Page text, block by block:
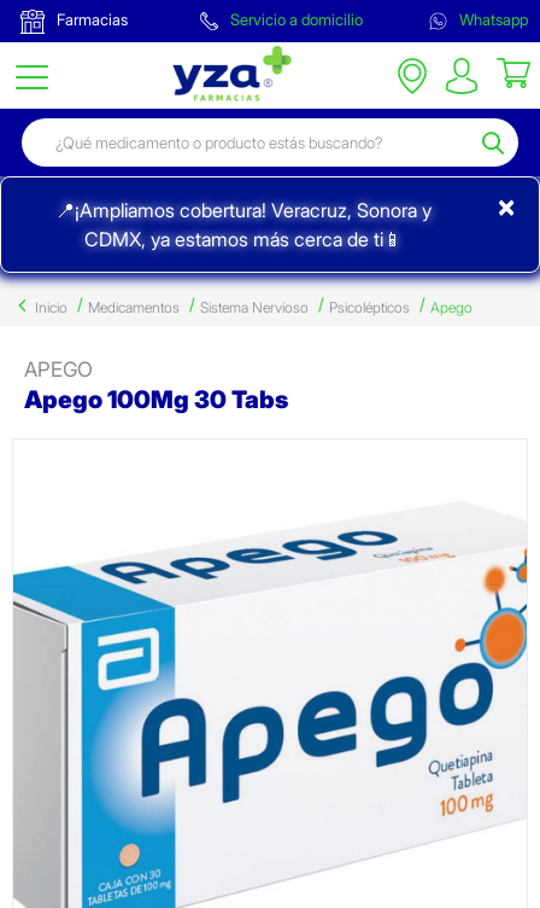
Farmacias Servicio a domicilio Whatsapp
📍¡Ampliamos cobertura! Veracruz, Sonora y
CDMX, ya estamos más cerca de ti📱
×
Inicio Medicamentos Sistema Nervioso Psicolépticos Apego
APEGO
Apego 100Mg 30 Tabs